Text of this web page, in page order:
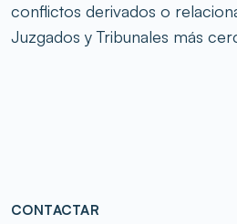
conflictos derivados o
Juzgados y Tribunales más
CONTACTAR